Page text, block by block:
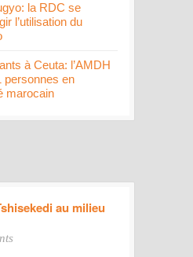
la RDC se
l’utilisation du
à Ceuta: l’AMDH
personnes en
marocain
au milieu